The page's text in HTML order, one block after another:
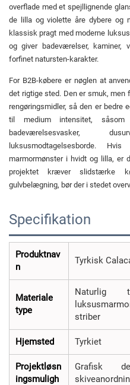
overflade med et spejllignende
de lilla og violette åre dybere og
klassisk pragt med moderne
og giver badeværelser, kaminer,
forfinet natursten-karakter.
For B2B-købere er nøglen at
det rigtige sted. Den er smuk,
rengøringsmidler, så den er bedre
til medium intensitet, såsom
badeværelsesvasker,
luksusmodtagelsesborde.
marmormønster i hvidt og lilla, er
projektet kræver slidstærke
gulvbelægning, bør der i stedet
Specifikation
Produktnav
n
Tyrkisk
Materiale
type
Naturlig
striber
Hjemsted Tyrkiet
Projektløsn
ingsmuligh
Grafisk